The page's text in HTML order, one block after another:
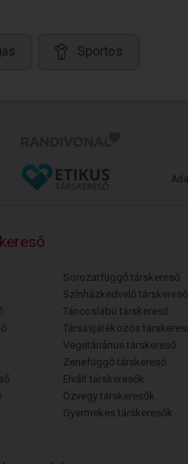
Sportos
Sorozatfüggő társkereső
Színházkedvelő társkereső
Táncoslábú társkereső
Társasjátékozós
Vegetáriánus társkereső
Zenefüggő társkereső
Elvált társkeresők
Özvegy társkeresők
Gyermekes társkeresők